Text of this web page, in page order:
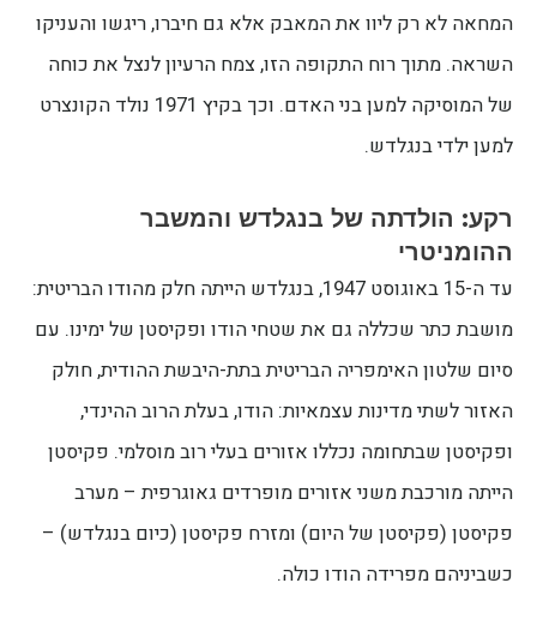
המחאה לא רק ליוו את המאבק אלא גם חיברו, ריגשו והעניקו
השראה. מתוך רוח התקופה הזו, צמח הרעיון לנצל את כוחה
של המוסיקה למען בני האדם. וכך בקיץ 1971 נולד הקונצרט
למען ילדי בנגלדש.
רקע: הולדתה של בנגלדש והמשבר
ההומניטרי
עד ה-15 באוגוסט 1947, בנגלדש הייתה חלק מהודו הבריטית:
מושבת כתר שכללה גם את שטחי הודו ופקיסטן של ימינו. עם
סיום שלטון האימפריה הבריטית בתת-היבשת ההודית, חולק
האזור לשתי מדינות עצמאיות: הודו, בעלת הרוב ההינדי,
ופקיסטן שבתחומה נכללו אזורים בעלי רוב מוסלמי. פקיסטן
הייתה מורכבת משני אזורים מופרדים גאוגרפית – מערב
פקיסטן (פקיסטן של היום) ומזרח פקיסטן (כיום בנגלדש) –
כשביניהם מפרידה הודו כולה.